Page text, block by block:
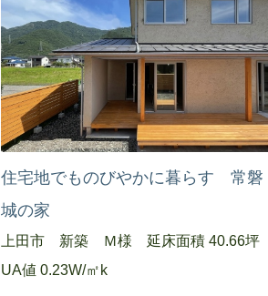
住宅地でものびやかに暮らす 常磐
城の家
上田市 新築 Ｍ様 延床面積 40.66坪
UA値 0.23W/㎡k